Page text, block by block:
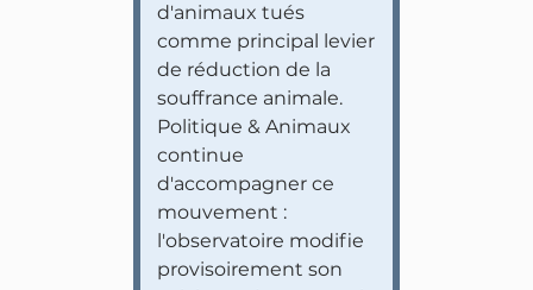
d'animaux tués
comme principal levier
de réduction de la
souffrance animale.
Politique & Animaux
continue
d'accompagner ce
mouvement :
l'observatoire modifie
provisoirement son